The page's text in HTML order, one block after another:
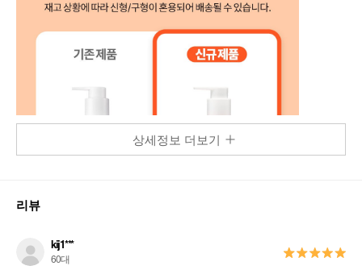
상세정보 더보기
리뷰
kij1***
60대